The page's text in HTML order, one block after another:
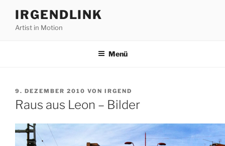
Inhalt
springen
IRGENDLINK
Artist in Motion
Menü
VERÖFFENTLICHT
AM
9. DEZEMBER 2010 VON IRGEND
Raus aus Leon – Bilder